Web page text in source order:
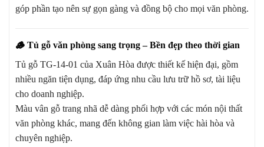
góp phần tạo nên sự gọn gàng và đồng bộ cho mọi văn phòng.
🪵 Tủ gỗ văn phòng sang trọng – Bền đẹp theo thời gian
Tủ gỗ TG-14-01 của Xuân Hòa được thiết kế hiện đại, gồm
nhiều ngăn tiện dụng, đáp ứng nhu cầu lưu trữ hồ sơ, tài liệu
cho doanh nghiệp.
Màu vân gỗ trang nhã dễ dàng phối hợp với các món nội thất
văn phòng khác, mang đến không gian làm việc hài hòa và
chuyên nghiệp.